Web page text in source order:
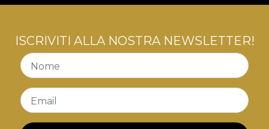
ISCRIVITI ALLA NOSTRA NEWSLETTER!
Nome
Email